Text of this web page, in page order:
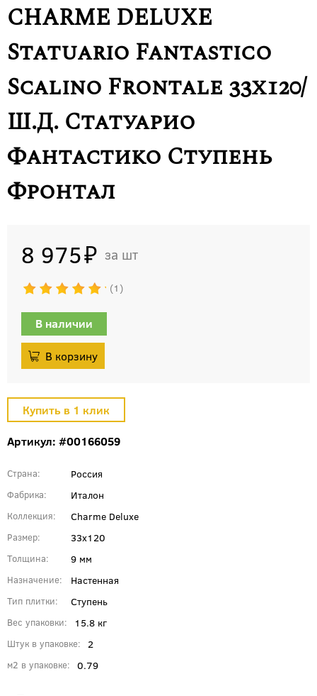
CHARME DELUXE
Statuario Fantastico
Scalino Frontale 33x120/
Ш.Д. Статуарио
Фантастико Ступень
Фронтал
8 975 шт
1
В наличии
Артикул: #00166059
Страна Россия
Фабрика Италон
Коллекция Charme Deluxe
Размер 33x120
Толщина 9 мм
Назначение Настенная
Тип плитки Ступень
Вес упаковки 15.8 кг
Штук в упаковке 2
м2 в упаковке 0.79